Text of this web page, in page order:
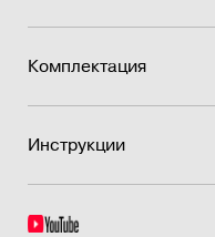
Комплектация
Инструкции